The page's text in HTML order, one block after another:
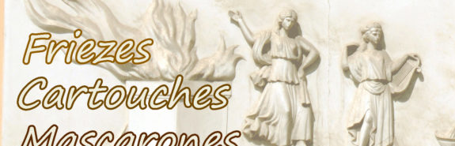
«Mascaron:
mascaron.org